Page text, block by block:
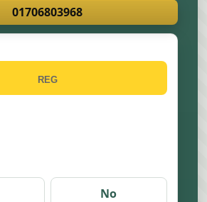
01706803968
No